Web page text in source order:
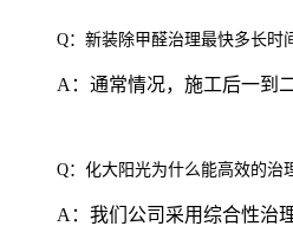
Q：新装除甲醛治理最快多长时
A：通常情况，施工后一到
Q：化大阳光为什么能高效的治
A：我们公司采用综合性治